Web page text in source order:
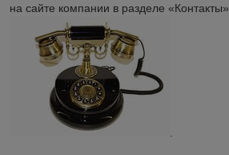
на сайте компании в разделе «Контакты»